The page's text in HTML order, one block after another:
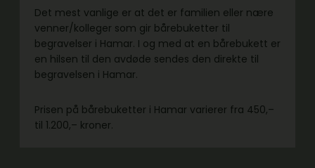
Det mest vanlige er at det er familien eller nære
venner/kolleger som gir bårebuketter til
begravelser i Hamar. I og med at en bårebukett er
en hilsen til den avdøde sendes den direkte til
begravelsen i Hamar.
Prisen på bårebuketter i Hamar varierer fra 450,–
til 1.200,– kroner.